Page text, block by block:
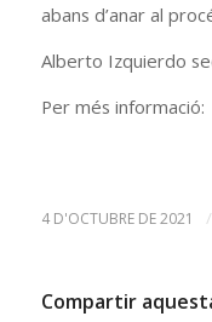
abans d’anar al
Alberto Izquierdo
Per més informació:
4 D'OCTUBRE DE 2021 /
Compartir